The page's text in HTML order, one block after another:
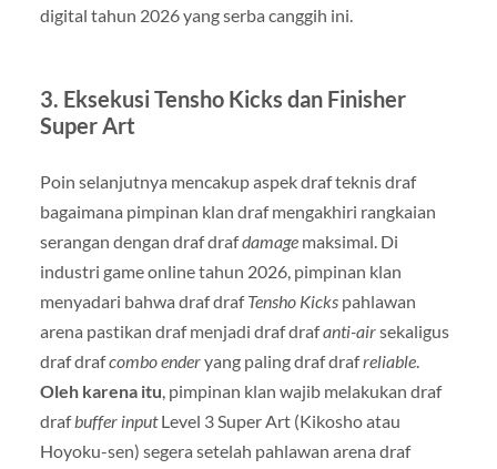
digital tahun 2026 yang serba canggih ini.
3. Eksekusi Tensho Kicks dan Finisher
Super Art
Poin selanjutnya mencakup aspek draf teknis draf
bagaimana pimpinan klan draf mengakhiri rangkaian
serangan dengan draf drafdamagemaksimal. Di
industri game online tahun 2026, pimpinan klan
menyadari bahwa draf drafTensho Kickspahlawan
arena pastikan draf menjadi draf drafanti-airsekaligus
draf drafcombo enderyang paling draf drafreliable.
Oleh karena itu, pimpinan klan wajib melakukan draf
drafbuffer inputLevel 3 Super Art (Kikosho atau
Hoyoku-sen) segera setelah pahlawan arena draf